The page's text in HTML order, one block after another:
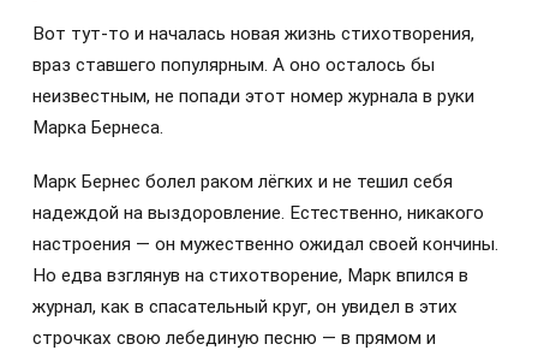
Вот тут-то и началась новая жизнь стихотворения,
враз ставшего популярным. А оно осталось бы
неизвестным, не попади этот номер журнала в руки
Марка Бернеса.
Марк Бернес болел раком лёгких и не тешил себя
надеждой на выздоровление. Естественно, никакого
настроения — он мужественно ожидал своей кончины.
Но едва взглянув на стихотворение, Марк впился в
журнал, как в спасательный круг, он увидел в этих
строчках свою лебединую песню — в прямом и